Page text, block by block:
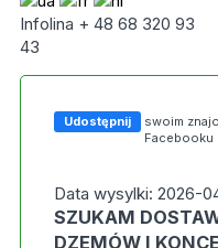
Infolina + 48 68 320 93
43
Udostępnij
swoim
Facebooku
Data wysylki: 2026-
SZUKAM
DZEMÓW I